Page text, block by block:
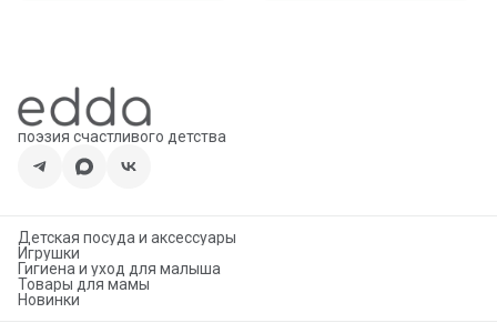
поэзия счастливого детства
Детская посуда и аксессуары
Игрушки
Гигиена и уход для малыша
Товары для мамы
Новинки